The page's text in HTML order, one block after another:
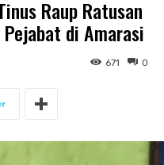
Raup Ratusan
di Amarasi
0
671